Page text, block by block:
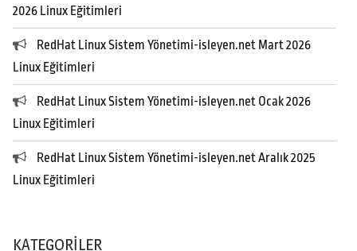
2026 Linux Eğitimleri
RedHat Linux Sistem Yönetimi-isleyen.net Mart 2026
Linux Eğitimleri
RedHat Linux Sistem Yönetimi-isleyen.net Ocak 2026
Linux Eğitimleri
RedHat Linux Sistem Yönetimi-isleyen.net Aralık 2025
Linux Eğitimleri
KATEGORILER